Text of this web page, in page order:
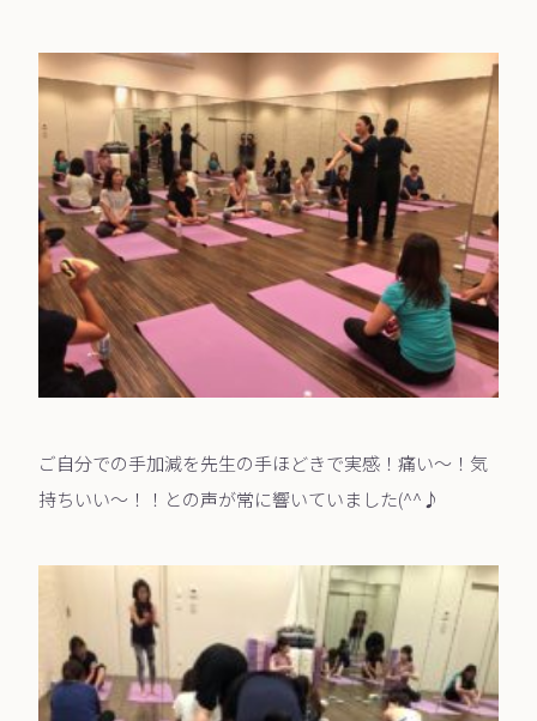
ご自分での手加減を先生の手ほどきで実感！痛い～！気
持ちいい～！！との声が常に響いていました(^^♪